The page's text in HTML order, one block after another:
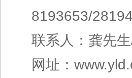
8193653/
联系人：龚先
网址：